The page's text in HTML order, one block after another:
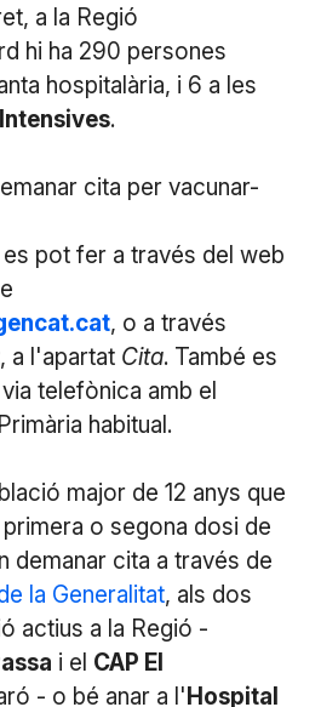
a la Regió
hi ha 290 persones
hospitalària, i 6 a les
.
cita per vacunar-
pot fer a través del web
, o a través
, a l'apartat Cita. També es
telefònica amb el
habitual.
major de 12 anys que
o segona dosi de
demanar cita a través de
la Generalitat, als dos
actius a la Regió -
i el CAP El
- o bé anar a l' Hospital